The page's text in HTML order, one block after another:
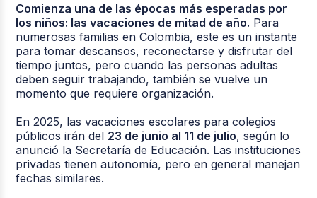
Comienza una de las épocas más esperadas por
los niños: las vacaciones de mitad de año. Para
numerosas familias en Colombia, este es un instante
para tomar descansos, reconectarse y disfrutar del
tiempo juntos, pero cuando las personas adultas
deben seguir trabajando, también se vuelve un
momento que requiere organización.
En 2025, las vacaciones escolares para colegios
públicos irán del 23 de junio al 11 de julio, según lo
anunció la Secretaría de Educación. Las instituciones
privadas tienen autonomía, pero en general manejan
fechas similares.